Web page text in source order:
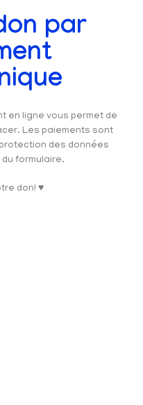
par
en ligne vous permet de
Les paiements sont
des données
formulaire.
don! ♥